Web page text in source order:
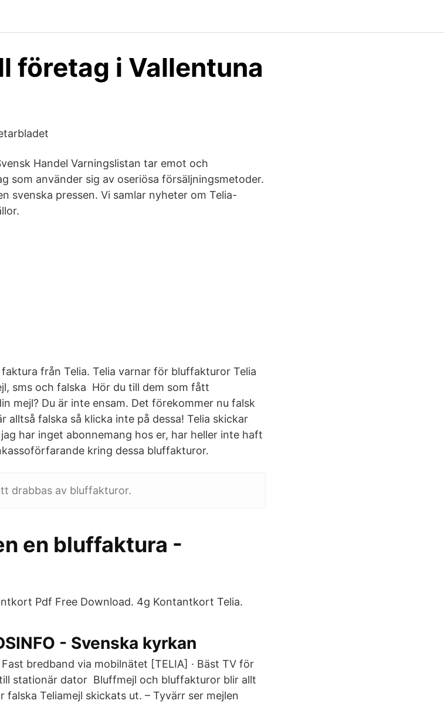
företag i Vallentuna
Handel Varningslistan tar emot och
som använder sig av oseriösa försäljningsmetoder.
svenska pressen. Vi samlar nyheter om Telia-
från Telia. Telia varnar för bluffakturor Telia
sms och falska Hör du till dem som fått
mejl? Du är inte ensam. Det förekommer nu falsk
alltså falska så klicka inte på dessa! Telia skickar
har inget abonnemang hos er, har heller inte haft
kring dessa bluffakturor.
drabbas av bluffakturor.
en bluffaktura -
Pdf Free Download. 4g Kontantkort Telia.
- Svenska kyrkan
bredband via mobilnätet [TELIA] · Bäst TV för
stationär dator Bluffmejl och bluffakturor blir allt
falska Teliamejl skickats ut. – Tyvärr ser mejlen